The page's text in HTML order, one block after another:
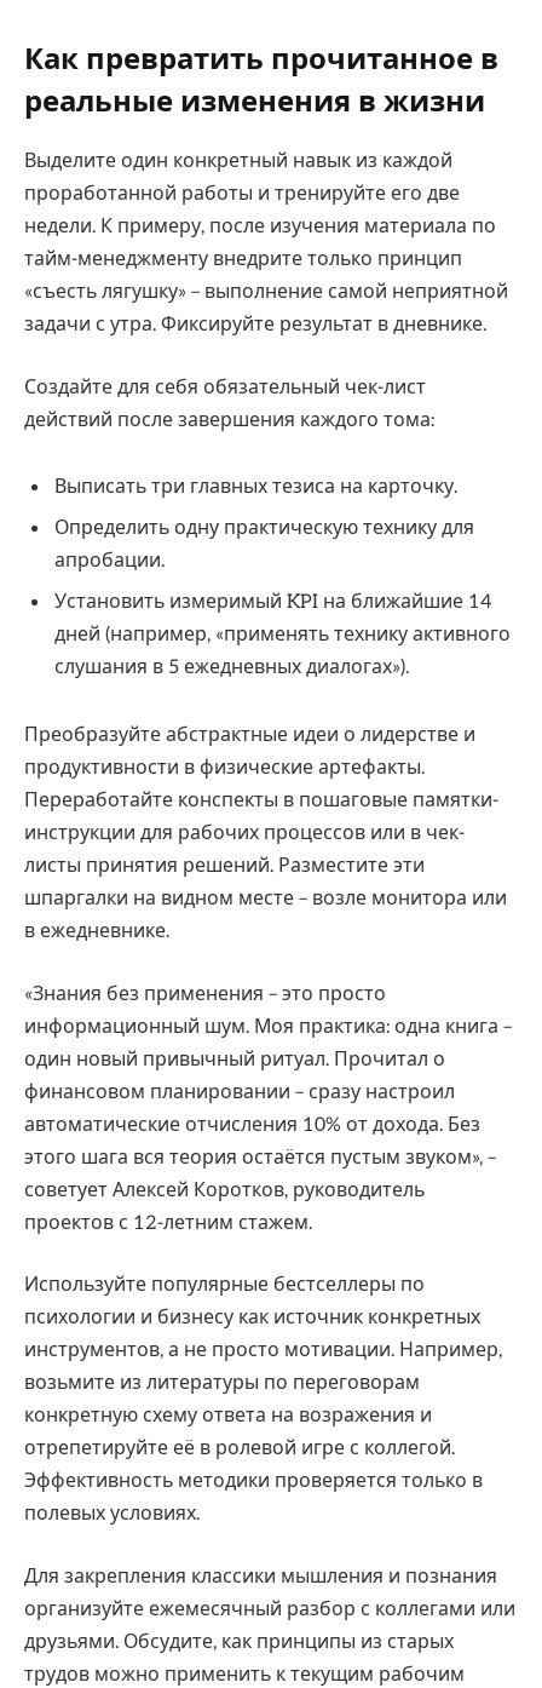
Как превратить прочитанное в
реальные изменения в жизни
Выделите один конкретный навык из каждой
проработанной работы и тренируйте его две
недели. К примеру, после изучения материала по
тайм-менеджменту внедрите только принцип
«съесть лягушку» – выполнение самой неприятной
задачи с утра. Фиксируйте результат в дневнике.
Создайте для себя обязательный чек-лист
действий после завершения каждого тома:
Выписать три главных тезиса на карточку.
Определить одну практическую технику для
апробации.
Установить измеримый KPI на ближайшие 14
дней (например, «применять технику активного
слушания в 5 ежедневных диалогах»).
Преобразуйте абстрактные идеи о лидерстве и
продуктивности в физические артефакты.
Переработайте конспекты в пошаговые памятки-
инструкции для рабочих процессов или в чек-
листы принятия решений. Разместите эти
шпаргалки на видном месте – возле монитора или
в ежедневнике.
«Знания без применения – это просто
информационный шум. Моя практика: одна книга –
один новый привычный ритуал. Прочитал о
финансовом планировании – сразу настроил
автоматические отчисления 10% от дохода. Без
этого шага вся теория остаётся пустым звуком», –
советует Алексей Коротков, руководитель
проектов с 12-летним стажем.
Используйте популярные бестселлеры по
психологии и бизнесу как источник конкретных
инструментов, а не просто мотивации. Например,
возьмите из литературы по переговорам
конкретную схему ответа на возражения и
отрепетируйте её в ролевой игре с коллегой.
Эффективность методики проверяется только в
полевых условиях.
Для закрепления классики мышления и познания
организуйте ежемесячный разбор с коллегами или
друзьями. Обсудите, как принципы из старых
трудов можно применить к текущим рабочим